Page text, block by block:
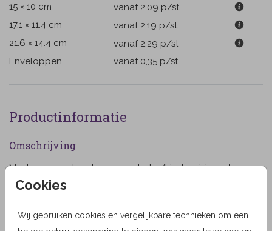
Cookies
Wij gebruiken cookies en vergelijkbare technieken om een
15 × 10 cm
vanaf 2,09 p/st
17.1 × 11.4 cm
vanaf 2,19 p/st
21.6 × 14.4 cm
vanaf 2,29 p/st
Enveloppen
vanaf 0,35 p/st
Productinformatie
Omschrijving
Moderne rouwkaart voor een baby/kind meisje met
foto collage. (555555)